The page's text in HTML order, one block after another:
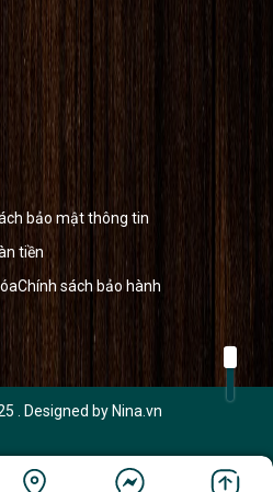
bảo mật thông tin
tiền
Chính sách bảo hành
. Designed by Nina.vn